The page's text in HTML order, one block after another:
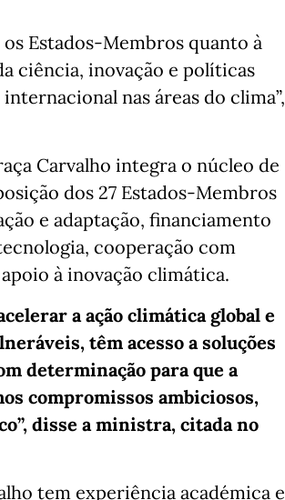
Estados-Membros quanto à
ciência, inovação e políticas
nas áreas do clima”,
Carvalho integra o núcleo de
dos 27 Estados-Membros
e adaptação, financiamento
cooperação com
à inovação climática.
a ação climática global e
têm acesso a soluções
determinação para que a
compromissos ambiciosos,
disse a ministra, citada no
tem experiência académica e